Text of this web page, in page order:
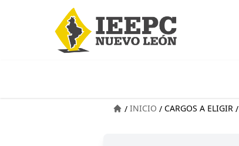
/ INICIO / CARGOS A ELIGIR /